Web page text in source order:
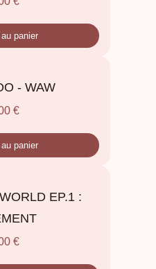
panier
- WAW
€
panier
EP.1 :
€